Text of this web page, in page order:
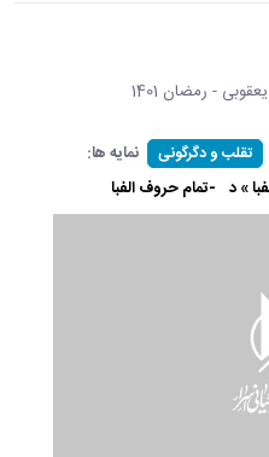
- رمضان 1401
تقلب و دگرگونی
نمایه ها:
» د -تمام حروف الفبا